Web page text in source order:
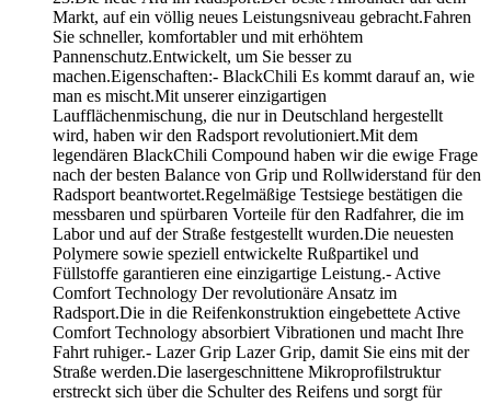
Markt, auf ein völlig neues Leistungsniveau gebracht.Fahren
Sie schneller, komfortabler und mit erhöhtem
Pannenschutz.Entwickelt, um Sie besser zu
machen.Eigenschaften:- BlackChili Es kommt darauf an, wie
man es mischt.Mit unserer einzigartigen
Laufflächenmischung, die nur in Deutschland hergestellt
wird, haben wir den Radsport revolutioniert.Mit dem
legendären BlackChili Compound haben wir die ewige Frage
nach der besten Balance von Grip und Rollwiderstand für den
Radsport beantwortet.Regelmäßige Testsiege bestätigen die
messbaren und spürbaren Vorteile für den Radfahrer, die im
Labor und auf der Straße festgestellt wurden.Die neuesten
Polymere sowie speziell entwickelte Rußpartikel und
Füllstoffe garantieren eine einzigartige Leistung.- Active
Comfort Technology Der revolutionäre Ansatz im
Radsport.Die in die Reifenkonstruktion eingebettete Active
Comfort Technology absorbiert Vibrationen und macht Ihre
Fahrt ruhiger.- Lazer Grip Lazer Grip, damit Sie eins mit der
Straße werden.Die lasergeschnittene Mikroprofilstruktur
erstreckt sich über die Schulter des Reifens und sorgt für